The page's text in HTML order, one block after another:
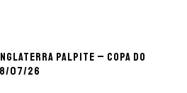
palpite – Copa do
07/26